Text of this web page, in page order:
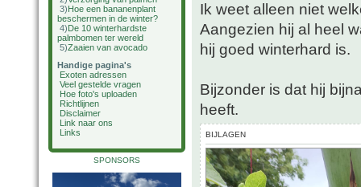
3)Hoe een bananenplant
beschermen in de winter?
4)De 10 winterhardste
palmbomen ter wereld
5)Zaaien van avocado
Handige pagina's
Exoten adressen
Veel gestelde vragen
Hoe foto's uploaden
Richtlijnen
Disclaimer
Link naar ons
Links
SPONSORS
Ik weet alleen niet
Aangezien hij al heel
hij goed winterhard is.
Bijzonder is dat hij
heeft.
BIJLAGEN